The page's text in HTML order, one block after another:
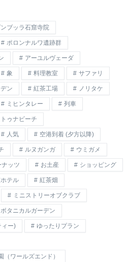
ブッラ石窟寺院
ポロンナルワ遺跡群
アーユルヴェーダ
象 料理教室 サファリ
ン 紅茶工場 ノリタケ
ミヒンタレー 列車
ゥナビーチ
人気 空港到着 (夕方以降)
ルヌガンガ ウミガメ
ナッツ お土産 ショッピング
テル 紅茶畑
ミニストリーオブクラブ
ボタニカルガーデン
ィー) ゆったりプラン
ワールズエンド）